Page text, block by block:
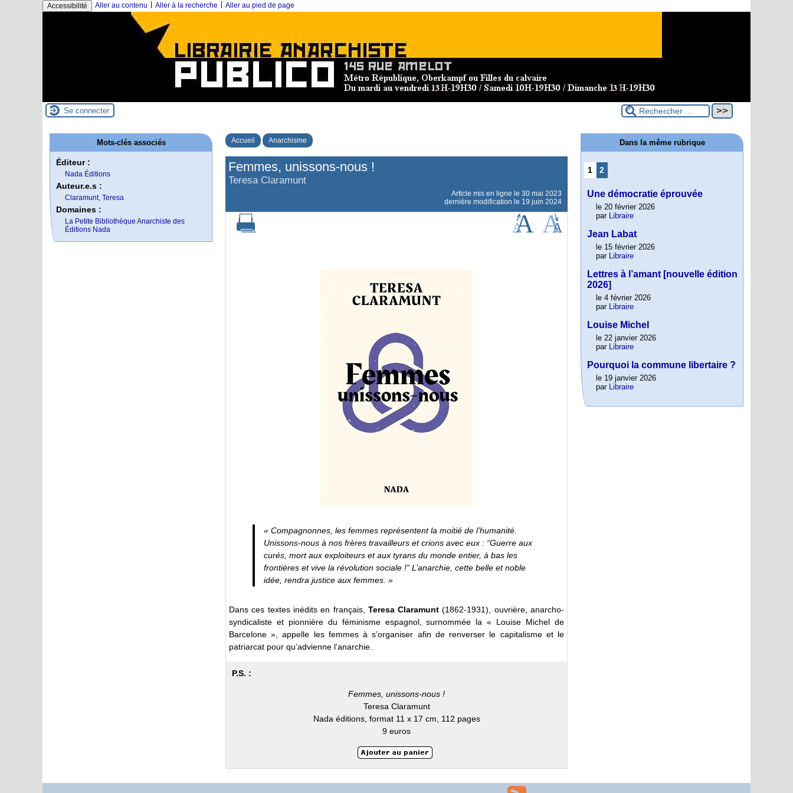
Accessibilité Aller au contenu Aller à la recherche Aller au pied de page
Se connecter
Accueil Anarchisme
Femmes, unissons-nous !
Teresa Claramunt
Article mis en ligne le 30 mai 2023
dernière modification le 19 juin 2024
« Compagnonnes, les femmes représentent la moitié de l’humanité.
Unissons-nous à nos frères travailleurs et crions avec eux : “Guerre aux
curés, mort aux exploiteurs et aux tyrans du monde entier, à bas les
frontières et vive la révolution sociale !” L’anarchie, cette belle et noble
idée, rendra justice aux femmes. »
Dans ces textes inédits en français, Teresa Claramunt (1862-1931), ouvrière, anarcho-
syndicaliste et pionnière du féminisme espagnol, surnommée la « Louise Michel de
Barcelone », appelle les femmes à s’organiser afin de renverser le capitalisme et le
patriarcat pour qu’advienne l’anarchie.
P.S. :
Femmes, unissons-nous !
Teresa Claramunt
Nada éditions, format 11 x 17 cm, 112 pages
9 euros
Mots-clés associés
Éditeur :
Nada Éditions
Auteur.e.s :
Claramunt, Teresa
Domaines :
La Petite Bibliothèque Anarchiste des
Éditions Nada
Dans la même rubrique
1 2
Une démocratie éprouvée
le 20 février 2026
par Libraire
Jean Labat
le 15 février 2026
par Libraire
Lettres à l’amant [nouvelle édition
2026]
le 4 février 2026
par Libraire
Louise Michel
le 22 janvier 2026
par Libraire
Pourquoi la commune libertaire ?
le 19 janvier 2026
par Libraire